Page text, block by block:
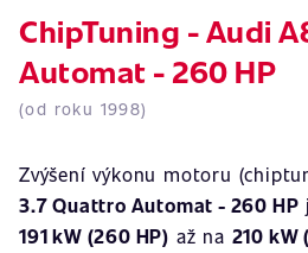
ChipTuning - Audi
Automat - 260 HP
(od roku 1998)
Zvýšení výkonu motoru
3.7 Quattro Automat - 260 HP
191 kW (260 HP) až na 210 kW